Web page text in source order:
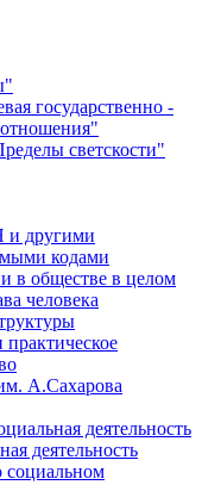
государственно -
светскости"
и другими
кодами
в обществе в целом
человека
А.Сахарова
деятельность
деятельность
социальном